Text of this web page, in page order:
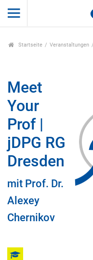
Startseite Veranstaltungen
Meet
Your
Prof |
jDPG RG
Dresden
mit Prof. Dr.
Alexey
Chernikov